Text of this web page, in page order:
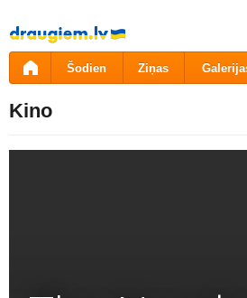
Pāriet
uz
saturu
Šodien Ziņas
Kino